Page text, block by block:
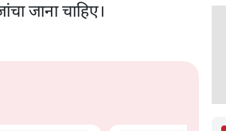
जाना चाहिए।